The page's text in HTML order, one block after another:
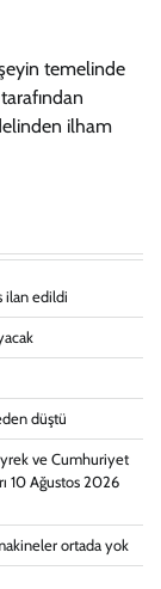
temelinde
ilham
ilan edildi
düştü
ve Cumhuriyet
10 Ağustos 2026
ortada yok